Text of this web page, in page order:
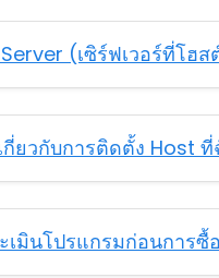
(เซิร์ฟเวอร์ที่โฮ
กี่ยวกับการติดตั้ง Host
เมินโปรแกรมก่อนการซื้